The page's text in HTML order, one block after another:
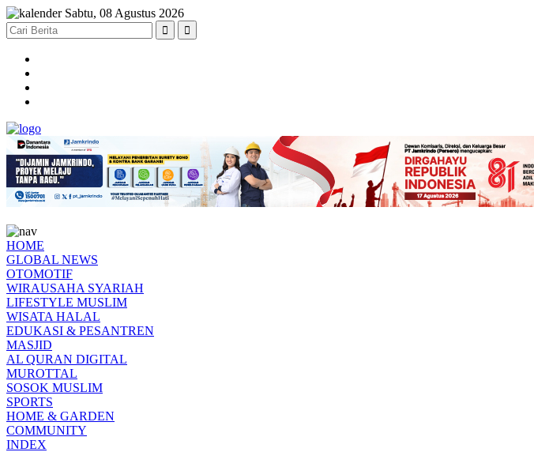
Sabtu, 08 Agustus 2026
HOME
GLOBAL NEWS
OTOMOTIF
WIRAUSAHA SYARIAH
LIFESTYLE MUSLIM
WISATA HALAL
EDUKASI & PESANTREN
MASJID
AL QURAN DIGITAL
MUROTTAL
SOSOK MUSLIM
SPORTS
HOME & GARDEN
COMMUNITY
INDEX